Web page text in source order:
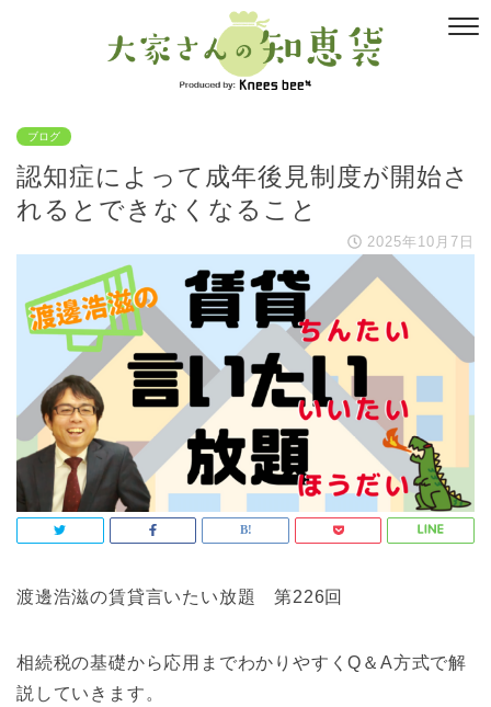
ブログ
認知症によって成年後見制度が開始さ
れるとできなくなること
2025年10月7日
渡邊浩滋の賃貸言いたい放題 第226回
相続税の基礎から応用までわかりやすくQ＆A方式で解
説していきます。